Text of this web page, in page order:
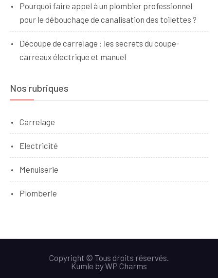
Pourquoi faire appel à un plombier professionnel
pour le débouchage de canalisation des toilettes ?
Découpe de carrelage : les secrets du coupe-
carreaux électrique et manuel
Nos rubriques
Carrelage
Electricité
Menuiserie
Plomberie
Copyright © Tous droits réservés.
Kumle byWP Charms